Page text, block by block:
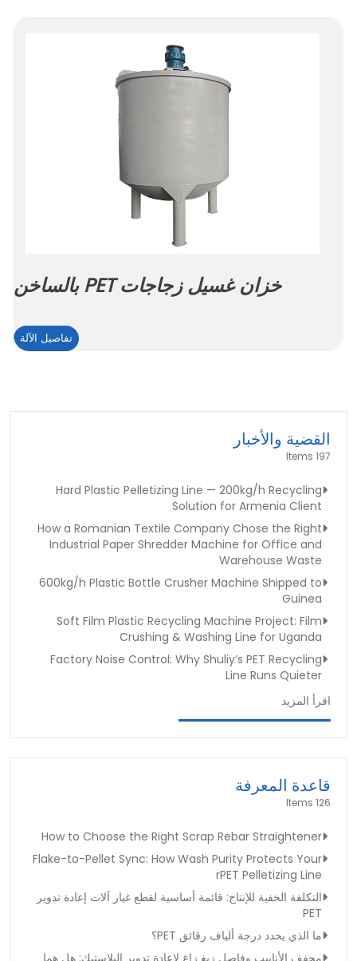
خزان غسيل زجاجات PET بالساخن
تفاصيل الآلة
القضية والأخبار
197 Items
Hard Plastic Pelletizing Line — 200kg/h Recycling
Solution for Armenia Client
How a Romanian Textile Company Chose the Right
Industrial Paper Shredder Machine for Office and
Warehouse Waste
600kg/h Plastic Bottle Crusher Machine Shipped to
Guinea
Soft Film Plastic Recycling Machine Project: Film
Crushing & Washing Line for Uganda
Factory Noise Control: Why Shuliy’s PET Recycling
Line Runs Quieter
اقرأ المزيد
قاعدة المعرفة
126 Items
How to Choose the Right Scrap Rebar Straightener
Flake-to-Pellet Sync: How Wash Purity Protects Your
rPET Pelletizing Line
التكلفة الخفية للإنتاج: قائمة أساسية لقطع غيار آلات إعادة تدوير
PET
ما الذي يحدد درجة ألياف رقائق PET؟
مجفف الأنابيب وفاصل زيغ زاغ لإعادة تدوير البلاستيك: هل هما